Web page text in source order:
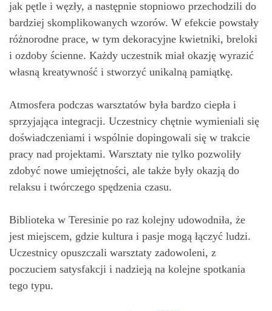
jak pętle i węzły, a następnie stopniowo przechodzili do
bardziej skomplikowanych wzorów. W efekcie powstały
różnorodne prace, w tym dekoracyjne kwietniki, breloki
i ozdoby ścienne. Każdy uczestnik miał okazję wyrazić
własną kreatywność i stworzyć unikalną pamiątkę.
Atmosfera podczas warsztatów była bardzo ciepła i
sprzyjająca integracji. Uczestnicy chętnie wymieniali się
doświadczeniami i wspólnie dopingowali się w trakcie
pracy nad projektami. Warsztaty nie tylko pozwoliły
zdobyć nowe umiejętności, ale także były okazją do
relaksu i twórczego spędzenia czasu.
Biblioteka w Teresinie po raz kolejny udowodniła, że
jest miejscem, gdzie kultura i pasje mogą łączyć ludzi.
Uczestnicy opuszczali warsztaty zadowoleni, z
poczuciem satysfakcji i nadzieją na kolejne spotkania
tego typu.